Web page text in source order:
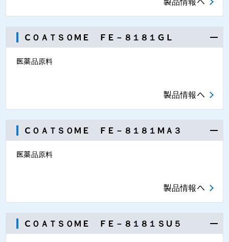
ＣＯＡＴＳＯＭＥ ＦＥ－８１８１ＧＬ
医薬品原料
製品情報へ
ＣＯＡＴＳＯＭＥ ＦＥ－８１８１ＭＡ３
医薬品原料
製品情報へ
ＣＯＡＴＳＯＭＥ ＦＥ－８１８１ＳＵ５